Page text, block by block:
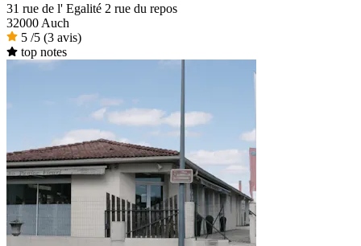
31 rue de l' Egalité 2 rue du repos
32000 Auch
5 /5 (3 avis)
top notes